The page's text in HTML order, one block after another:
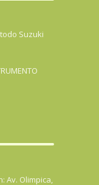
Suzuki
Av. Olimpica,